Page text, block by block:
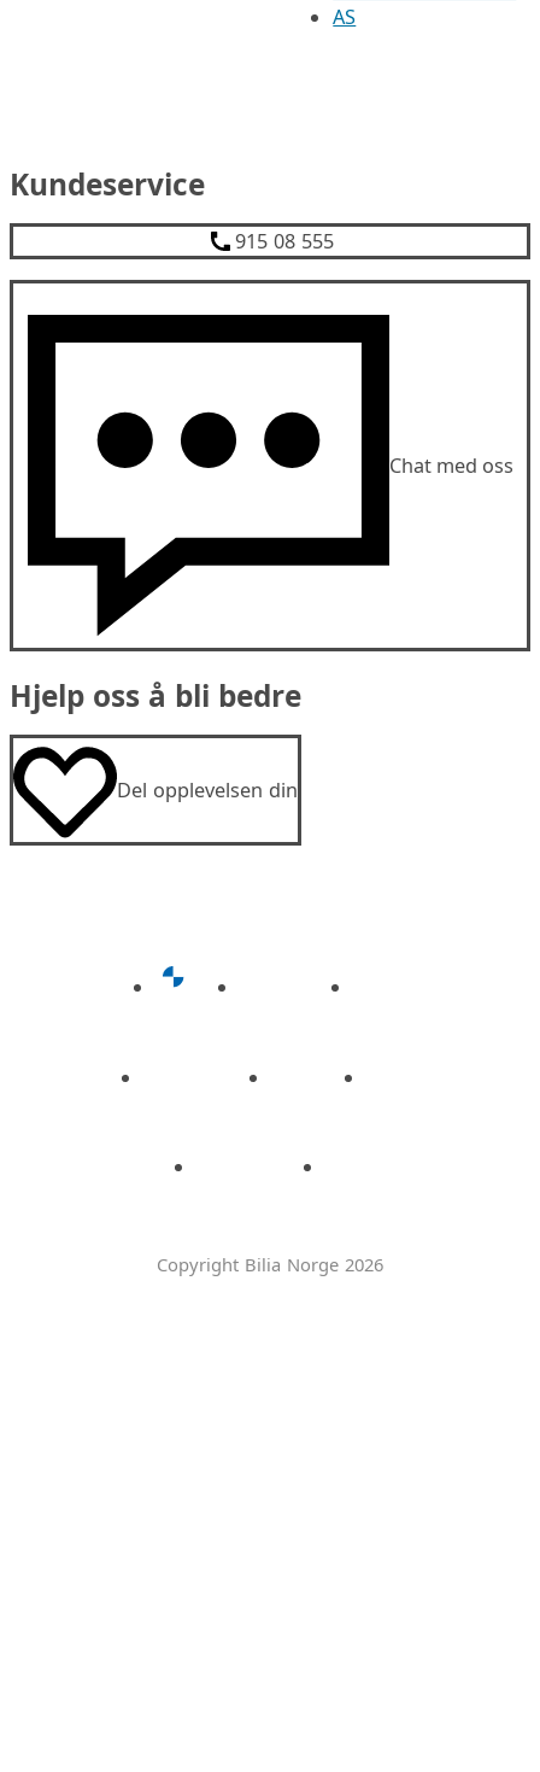
AS
Kundeservice
915 08 555
Chat med oss
Hjelp oss å bli bedre
Del opplevelsen din
Copyright Bilia Norge 2026